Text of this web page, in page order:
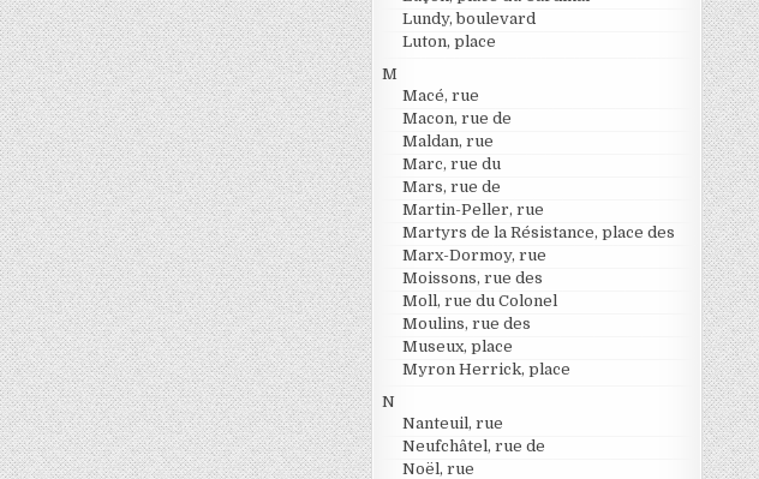
Lundy, boulevard
Luton, place
M
Macé, rue
Macon, rue de
Maldan, rue
Marc, rue du
Mars, rue de
Martin-Peller, rue
Martyrs de la Résistance, place des
Marx-Dormoy, rue
Moissons, rue des
Moll, rue du Colonel
Moulins, rue des
Museux, place
Myron Herrick, place
N
Nanteuil, rue
Neufchâtel, rue de
Noël, rue